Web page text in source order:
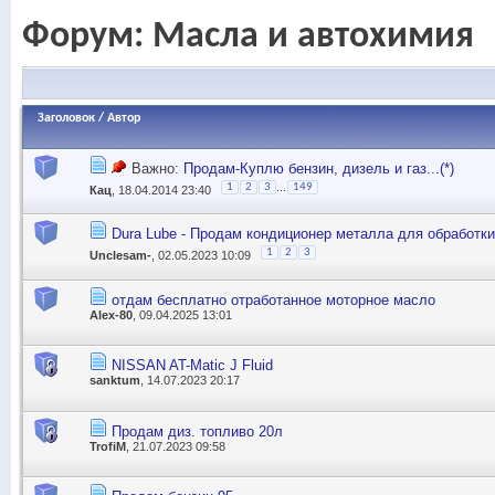
Форум: Масла и автохимия
Заголовок / Автор
Важно: Продам-Куплю бензин, дизель и газ...(*)
Кац , 18.04.2014 23:40 1 2 3 149
Dura Lube - Продам кондиционер металла для
Unclesam- , 02.05.2023 10:09 1 2 3
отдам бесплатно отработанное моторное масло
Alex-80 , 09.04.2025 13:01
NISSAN AT-Matic J Fluid
sanktum, 14.07.2023 20:17
Продам диз. топливо 20л
TrofiM , 21.07.2023 09:58